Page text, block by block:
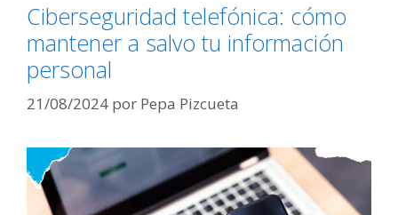
Ciberseguridad telefónica: cómo
mantener a salvo tu información
personal
21/08/2024 por Pepa Pizcueta